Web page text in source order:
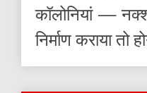
कॉलोनियां —
निर्माण कराया तो